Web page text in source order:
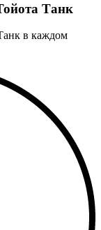
Танк
в каждом